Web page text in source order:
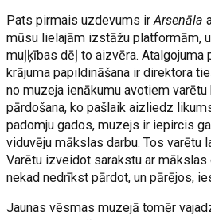
Pats pirmais uzdevums irArsenāla
mūsu lielajām izstāžu platformām,
muļķības dēļ to aizvēra. Atalgojuma
krājuma papildināšana ir direktora
no muzeja ienākumu avotiem
pārdošana, ko pašlaik aizliedz
padomju gados, muzejs ir iepircis
viduvēju mākslas darbu. Tos varētu
Varētu izveidot sarakstu ar
nekad nedrīkst pārdot, un pārējos,
Jaunas vēsmas muzejā tomēr